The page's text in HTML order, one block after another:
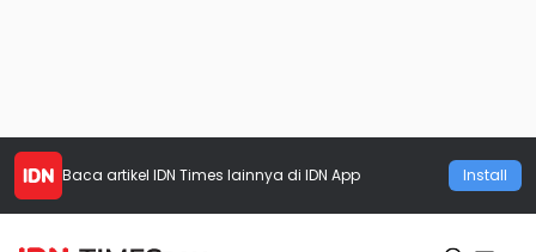
Baca artikel IDN Times lainnya di IDN App Install